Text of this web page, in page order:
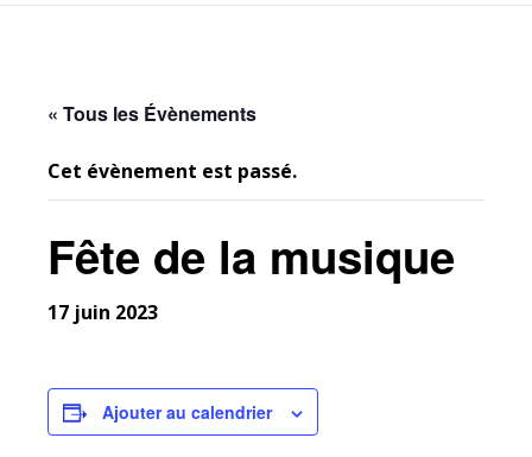
« Tous les Évènements
Cet évènement est passé.
Fête de la musique
17 juin 2023
Ajouter au calendrier